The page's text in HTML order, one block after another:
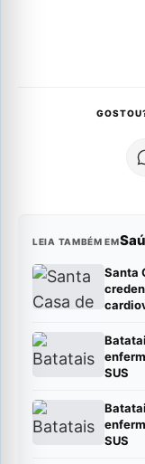
LEIA TAMBÉM EM
Santa
SUS
SUS